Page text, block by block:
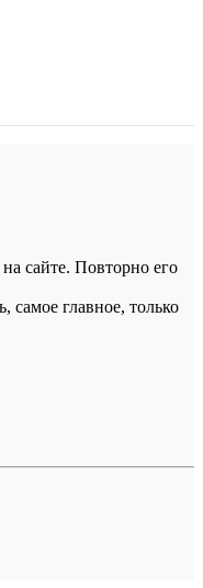
сайте. Повторно его
главное, только